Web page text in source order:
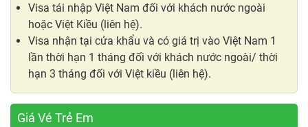
Visa tái nhập Việt Nam đối với khách nước ngoài
hoặc Việt Kiều (liên hệ).
Visa nhận tại cửa khẩu và có giá trị vào Việt Nam 1
lần thời hạn 1 tháng đối với khách nước ngoài/ thời
hạn 3 tháng đối với Việt kiều (liên hệ).
Giá Vé Trẻ Em